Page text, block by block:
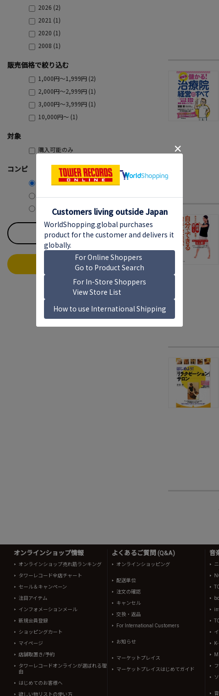
2026 (2)
2021 (1)
2020 (1)
2008 (1)
販売価格で絞り込む
1,000円～1,999円 (2)
2,000円～2,999円 (1)
3,000円～3,999円 (1)
10,000円～ (1)
対象
購入可能のみ
コンピ
コンピ含む
コンピのみ
すべてのチェックを外す
この条件で絞り込む
オンラインショップ情報
オンラインショップ売れ筋ランキング
タワーレコード全店チャート
セール＆キャンペーン
注目アイテム
インフォメーションメール
新規会員登録
ショッピングカート
マイページ
店舗取置き/予約
タワーレコードオンラインが選ばれる理
由
はじめてのお客様へ
欲しい物リストの使い方
よくあるご質問 (Q&A)
オンラインショッピング
配送単位
注文の確認
キャンセル
交換・返品
For International Customers
お知らせ
マーケットプレイス
マーケットプレイスはじめてガイド
音